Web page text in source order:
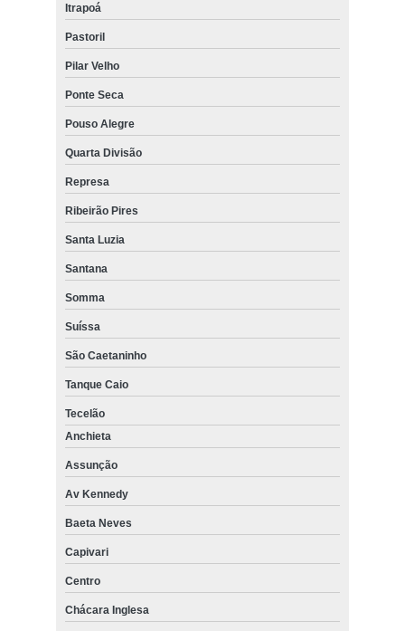
Itrapoá
Pastoril
Pilar Velho
Ponte Seca
Pouso Alegre
Quarta Divisão
Represa
Ribeirão Pires
Santa Luzia
Santana
Somma
Suíssa
São Caetaninho
Tanque Caio
Tecelão
Anchieta
Assunção
Av Kennedy
Baeta Neves
Capivari
Centro
Chácara Inglesa